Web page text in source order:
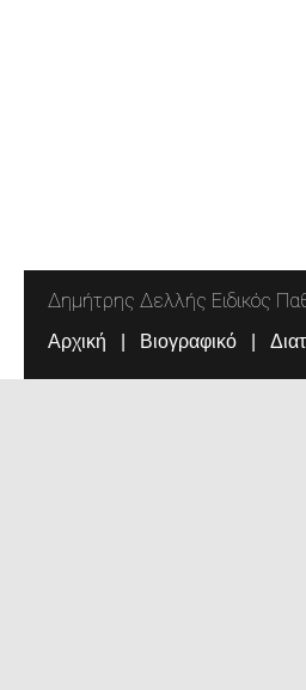
Δημήτρης Δελλής Ειδικός
Αρχική Βιογραφικό